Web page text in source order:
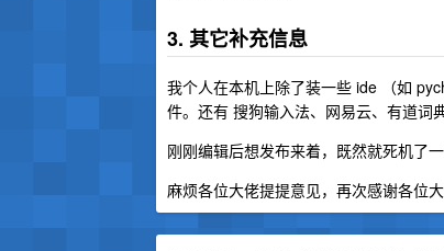
3. 其它补充信息
我个人在本机上除了装一些 ide （如
件。还有 搜狗输入法、网易云、有道词
刚刚编辑后想发布来着，既然就死机了
麻烦各位大佬提提意见，再次感谢各位大